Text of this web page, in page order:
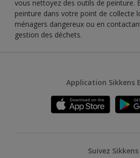
vous nettoyez des outils de peinture.
peinture dans votre point de collecte
ménagers dangereux ou en
gestion des déchets.
Application Sikkens
Suivez Sikkens